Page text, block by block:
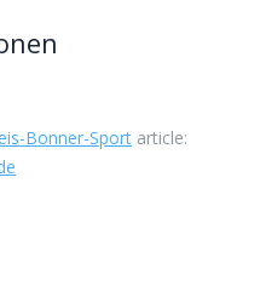
Bonner-Sport article: